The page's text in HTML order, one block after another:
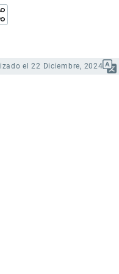
el 22 Diciembre, 2024